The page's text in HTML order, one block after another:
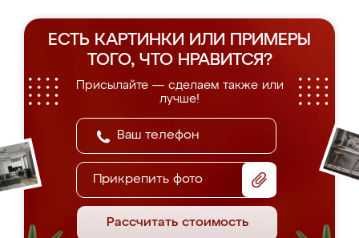
ЕСТЬ КАРТИНКИ ИЛИ ПРИМЕРЫ
ТОГО, ЧТО НРАВИТСЯ?
Присылайте — сделаем также или
лучше!
Прикрепить фото
Рассчитать стоимость